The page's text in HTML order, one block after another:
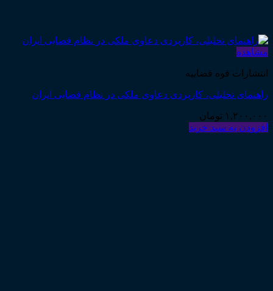
مشاهده
انتشارات قوه قضاییه
راهنمای تحلیلی، کاربردی دعاوی ملکی در نظام قضایی ایران
۱,۲۰۰,۰۰۰ تومان
افزودن به سبد خرید